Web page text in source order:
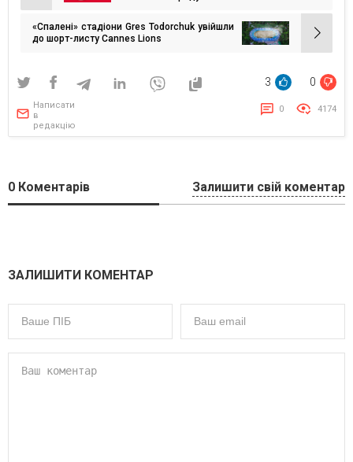
записів
«Спалені» стадіони Gres Todorchuk увійшли
до шорт-листу Cannes Lions
3 0
Написати
в
редакцію
0 4174
0 Коментарів Залишити свій коментар
ЗАЛИШИТИ КОМЕНТАР